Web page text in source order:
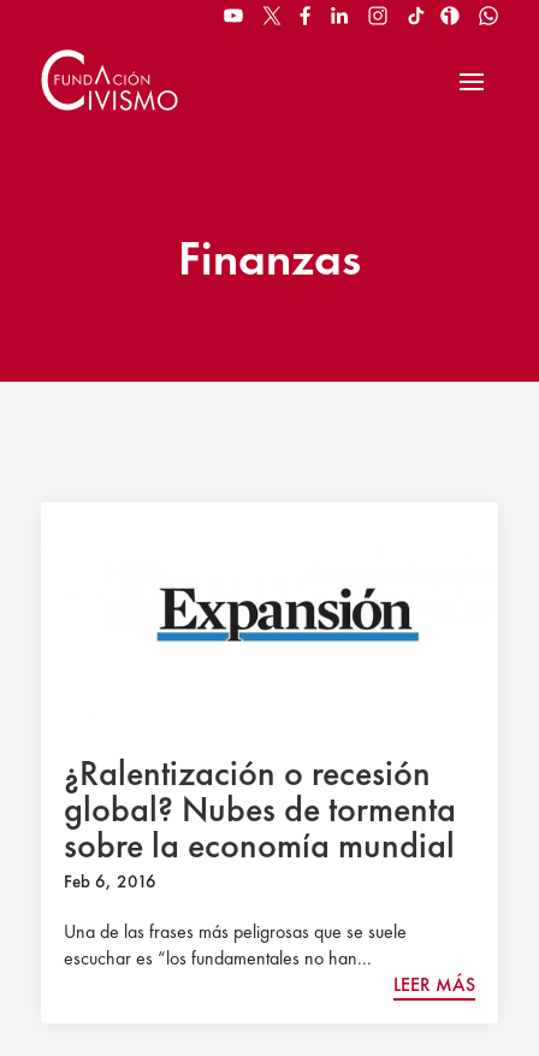
Finanzas
¿Ralentización o recesión
global? Nubes de tormenta
sobre la economía mundial
y española
Feb 6, 2016
Una de las frases más peligrosas que se suele
escuchar es “los fundamentales no han...
LEER MÁS